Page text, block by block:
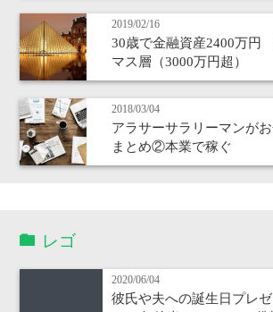
2019/02/16
30歳で金融資産2400万円
マス層（3000万円超）
2018/03/04
アラサーサラリーマンが
まとめ②本業で稼ぐ
レゴ
2020/06/04
彼氏や夫への誕生日プレ